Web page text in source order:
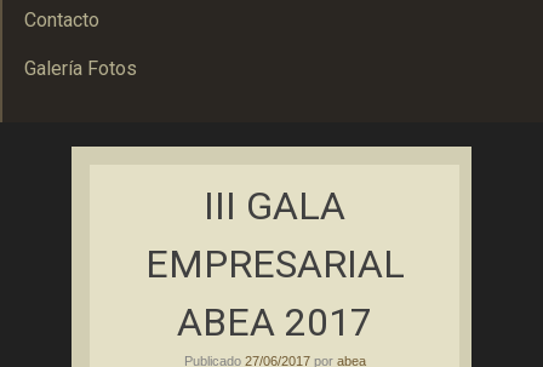
Contacto
Galería Fotos
ABEA
III GALA
EMPRESARIAL
ABEA 2017
Publicado 27/06/2017por abea